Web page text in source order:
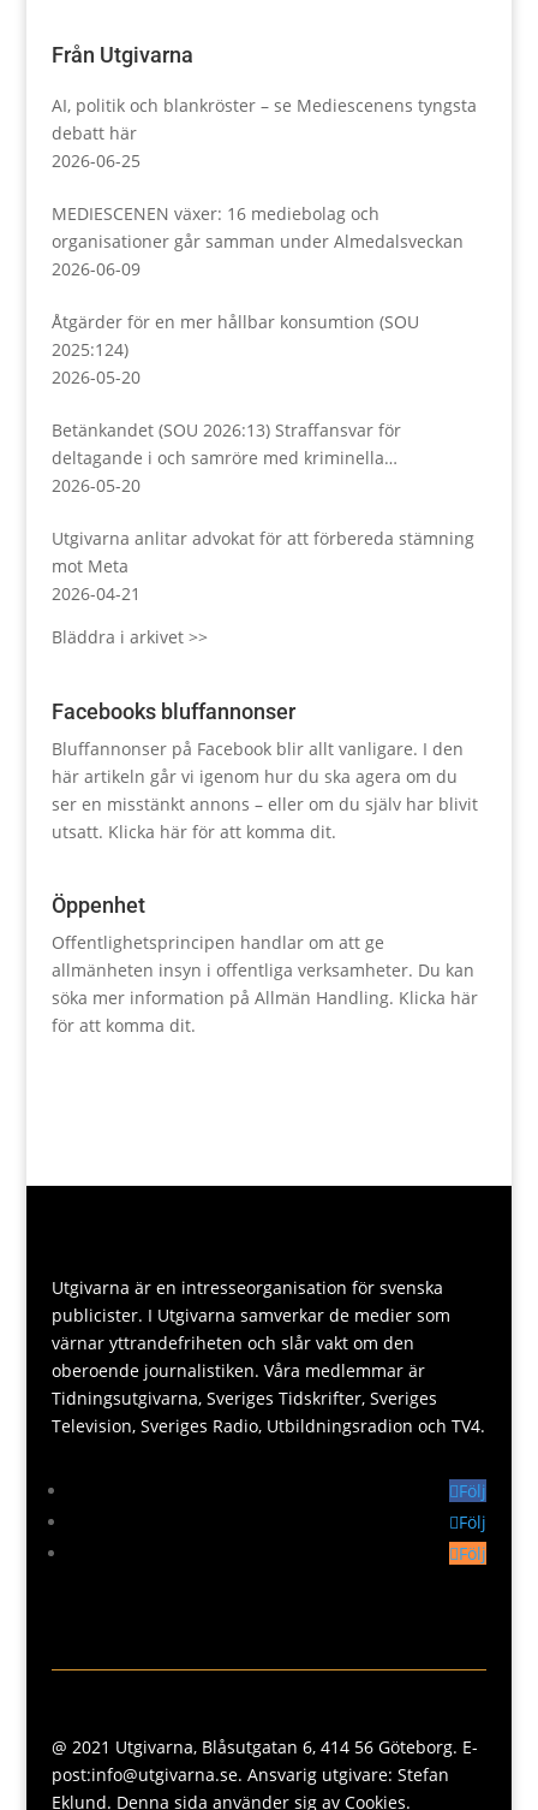
Från Utgivarna
AI, politik och blankröster – se Mediescenens tyngsta
debatt här
2026-06-25
MEDIESCENEN växer: 16 mediebolag och
organisationer går samman under Almedalsveckan
2026-06-09
Åtgärder för en mer hållbar konsumtion (SOU
2025:124)
2026-05-20
Betänkandet (SOU 2026:13) Straffansvar för
deltagande i och samröre med kriminella
sammanslutningar
2026-05-20
Utgivarna anlitar advokat för att förbereda stämning
mot Meta
2026-04-21
Bläddra i arkivet >>
Facebooks bluffannonser
Bluffannonser på Facebook blir allt vanligare. I den
här artikeln går vi igenom hur du ska agera om du
ser en misstänkt annons – eller om du själv har blivit
utsatt. Klicka här för att komma dit.
Öppenhet
Offentlighetsprincipen handlar om att ge
allmänheten insyn i offentliga verksamheter. Du kan
söka mer information på Allmän Handling. Klicka här
för att komma dit.
Utgivarna är en intresseorganisation för svenska
publicister. I Utgivarna samverkar de medier som
värnar yttrandefriheten och slår vakt om den
oberoende journalistiken. Våra medlemmar är
Tidningsutgivarna, Sveriges Tidskrifter, Sveriges
Television, Sveriges Radio, Utbildningsradion och TV4.
Följ
Följ
Följ
@ 2021 Utgivarna, Blåsutgatan 6, 414 56 Göteborg. E-
post:info@utgivarna.se. Ansvarig utgivare: Stefan
Eklund. Denna sida använder sig av Cookies.